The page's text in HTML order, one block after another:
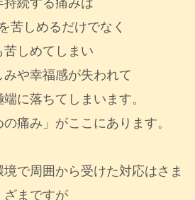
苦しめるだけでなく
苦しめてしまい
みや幸福感が失われて
に落ちてしまいます。
の痛み」がここにあります。
で周囲から受けた対応はさま
ざまですが